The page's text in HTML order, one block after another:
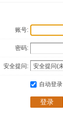
账号:
密码:
安全提问:
自动登录
登录